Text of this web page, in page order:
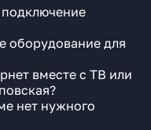
оборудование для
вместе с ТВ или
нет нужного